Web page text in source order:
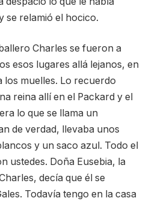
se relamió el hocico.
Charles se fueron a
esos lugares allá lejanos, en
los muelles. Lo recuerdo
reina allí en el Packard y el
lo que se llama un
de verdad, llevaba unos
y un saco azul. Todo el
ustedes. Doña Eusebia, la
decía que él se
Todavía tengo en la casa